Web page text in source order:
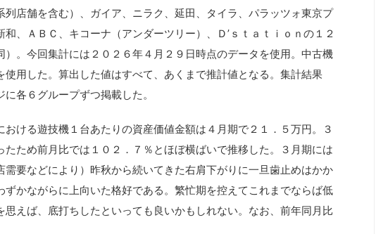
列店舗を含む）、ガイア、ニラク、延田、タイラ、パラッツォ東京プ
、ＡＢＣ、キコーナ（アンダーツリー）、Ｄ’ｓｔａｔｉｏｎの１２
）。今回集計には２０２６年４月２９日時点のデータを使用。中古機
使用した。算出した値はすべて、あくまで推計値となる。集計結果
各６グループずつ掲載した。
おける遊技機１台あたりの資産価値金額は４月期で２１．５万円。３
たため前月比では１０２．７％とほぼ横ばいで推移した。３月期には
需要などにより）昨秋から続いてきた右肩下がりに一旦歯止めはかか
ずかながらに上向いた格好である。繁忙期を控えてこれまでならば低
思えば、底打ちしたといっても良いかもしれない。なお、前年同月比